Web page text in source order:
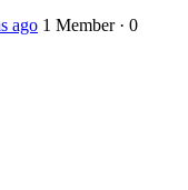
ago 1 Member · 0